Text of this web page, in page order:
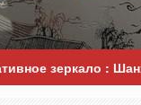
зеркало :